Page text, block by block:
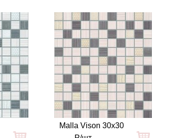
Malla Vison 30x30